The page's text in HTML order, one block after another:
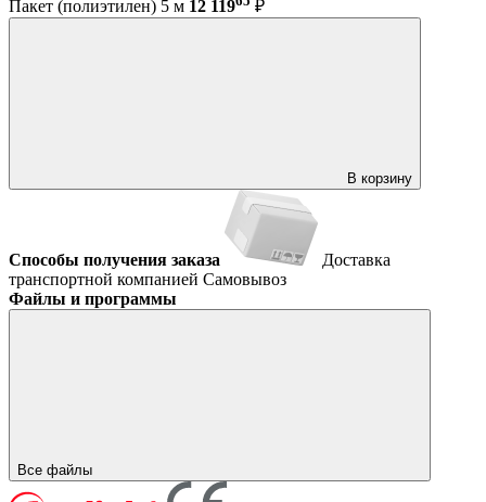
Пакет (полиэтилен) 5 м 12 119 ₽
В корзину
Способы получения заказа
Доставка
транспортной компанией Самовывоз
Файлы и программы
Все файлы